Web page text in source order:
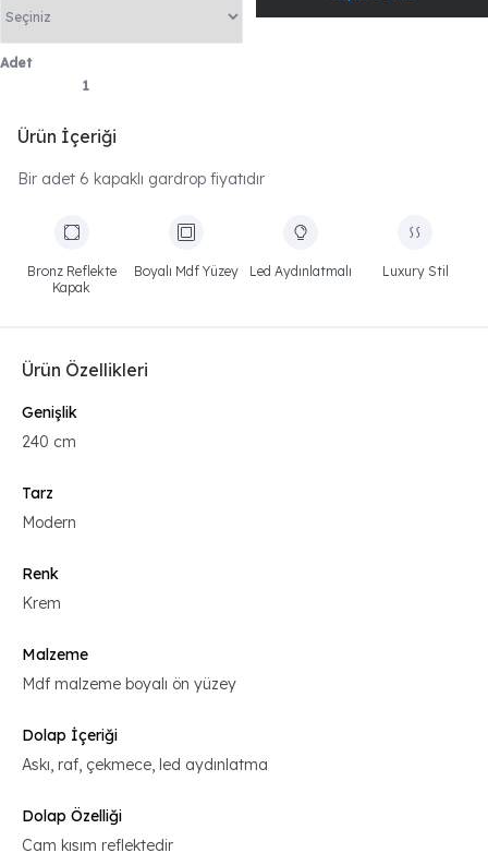
Adet
Ürün İçeriği
Bir adet 6 kapaklı gardrop fiyatıdır
Bronz Reflekte
Kapak
Boyalı Mdf Yüzey Led Aydınlatmalı Luxury Stil
Ürün Özellikleri
Genişlik
240 cm
Tarz
Modern
Renk
Krem
Malzeme
Mdf malzeme boyalı ön yüzey
Dolap İçeriği
Askı, raf, çekmece, led aydınlatma
Dolap Özelliği
Cam kısım reflektedir